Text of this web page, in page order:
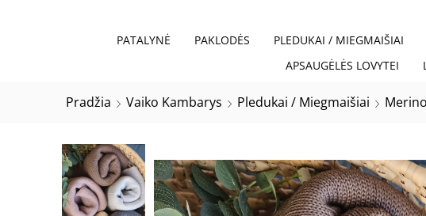
PATALYNĖ PAKLODĖS PLEDUKAI / MIEGMAIŠIAI
APSAUGĖLĖS LOVYTEI
Pradžia Vaiko Kambarys Pledukai / Miegmaišiai